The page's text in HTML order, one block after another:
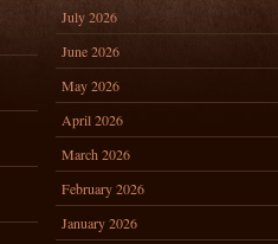
July 2026
June 2026
May 2026
April 2026
March 2026
February 2026
January 2026